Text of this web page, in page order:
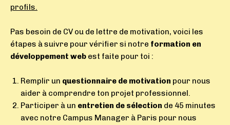
profils.
Pas besoin de CV ou de lettre de motivation, voici les
étapes à suivre pour vérifier si notre formation en
développement web est faite pour toi :
Remplir un questionnaire de motivation pour nous
aider à comprendre ton projet professionnel.
Participer à un entretien de sélection de 45 minutes
avec notre Campus Manager à Paris pour nous